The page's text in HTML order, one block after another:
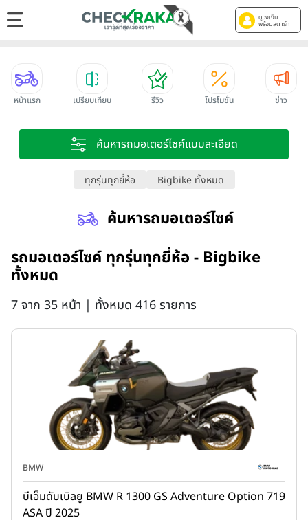
ดูวงเงิน
พร้อมสตาร์ท
หน้าแรก เปรียบเทียบ รีวิว โปรโมชั่น ข่าว
ค้นหารถมอเตอร์ไซค์แบบละเอียด
ทุกรุ่นทุกยี่ห้อ Bigbike ทั้งหมด
ค้นหารถมอเตอร์ไซค์
รถมอเตอร์ไซค์ ทุกรุ่นทุกยี่ห้อ - Bigbike
ทั้งหมด
7 จาก 35 หน้า | ทั้งหมด 416 รายการ
BMW
บีเอ็มดับเบิลยู BMW R 1300 GS Adventure Option 719
ASA ปี 2025